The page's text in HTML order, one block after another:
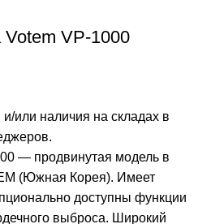
VP-1000
или наличия на складах в
— продвинутая модель в
(Южная Корея). Имеет
доступны функции
выброса. Широкий